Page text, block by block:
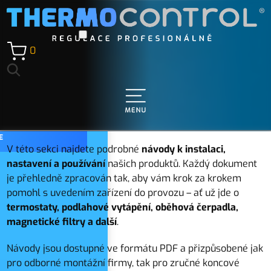
0
NÁVODY
V této sekci najdete podrobné návody k instalaci,
nastavení a používánínašich produktů. Každý dokument
je přehledně zpracován tak, aby vám krok za krokem
pomohl s uvedením zařízení do provozu – ať už jde o
termostaty, podlahové vytápění, oběhová čerpadla,
magnetické filtry a další.
Návody jsou dostupné ve formátu PDF a přizpůsobené jak
pro odborné montážní firmy, tak pro zručné koncové